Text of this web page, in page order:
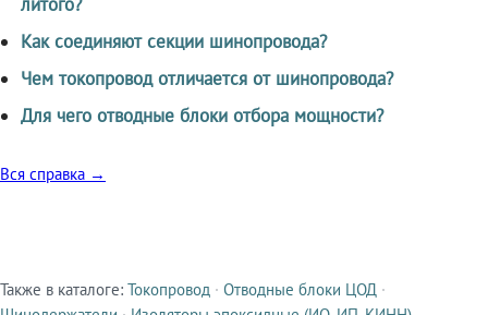
Как соединяют секции шинопровода?
Чем токопровод отличается от шинопровода?
Для чего отводные блоки отбора мощности?
Вся справка →
Смежные продукты
Также в каталоге: Токопровод · Отводные блоки ЦОД ·